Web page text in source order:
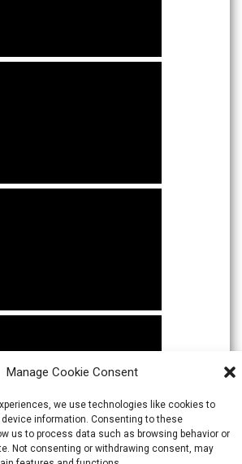
Manage Cookie Consent
we use technologies like cookies to
information. Consenting to these
us to process data such as browsing behavior or
Not consenting or withdrawing consent, may